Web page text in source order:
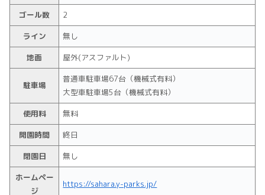
ゴール数
2
ライン
無し
地面
屋外(アスファルト)
駐車場
普通車駐車場67台（機械式有料）
大型車駐車場5台（機械式有料）
使用料
無料
開園時間
終日
閉園日
無し
ホームペー
ジ
https://sahara.y-parks.jp/